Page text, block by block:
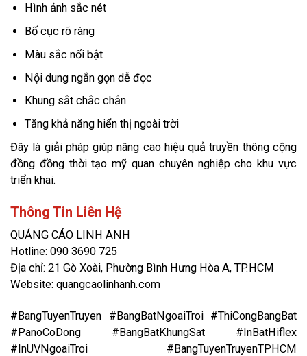
Hình ảnh sắc nét
Bố cục rõ ràng
Màu sắc nổi bật
Nội dung ngắn gọn dễ đọc
Khung sắt chắc chắn
Tăng khả năng hiển thị ngoài trời
Đây là giải pháp giúp nâng cao hiệu quả truyền thông cộng
đồng đồng thời tạo mỹ quan chuyên nghiệp cho khu vực
triển khai.
Thông Tin Liên Hệ
QUẢNG CÁO LINH ANH
Hotline: 090 3690 725
Địa chỉ: 21 Gò Xoài, Phường Bình Hưng Hòa A, TP.HCM
Website: quangcaolinhanh.com
#BangTuyenTruyen #BangBatNgoaiTroi #ThiCongBangBat
#PanoCoDong #BangBatKhungSat #InBatHiflex
#InUVNgoaiTroi #BangTuyenTruyenTPHCM